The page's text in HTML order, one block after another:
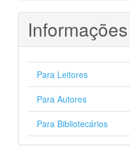
Informações
Para Leitores
Para Autores
Para Bibliotecários